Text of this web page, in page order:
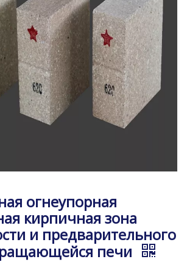
огнеупорная
кирпичная зона
и предварительного
печи